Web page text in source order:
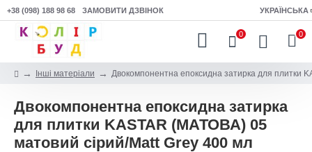
+38 (098) 188 98 68 ЗАМОВИТИ ДЗВІНОК УКРАЇНСЬКА
0 0
Інші матеріали Двокомпонентна епоксидна затирка для плитки
Двокомпонентна епоксидна затирка
для плитки KASTAR (МАТОВА) 05
матовий сірий/Matt Grey 400 мл